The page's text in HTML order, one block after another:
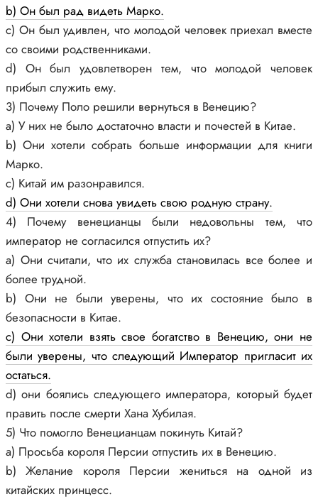
b) Он был рад видеть Марко.
c) Он был удивлен, что молодой человек приехал вместе
со своими родственниками.
d) Он был удовлетворен тем, что молодой человек
прибыл служить ему.
3) Почему Поло решили вернуться в Венецию?
a) У них не было достаточно власти и почестей в Китае.
b) Они хотели собрать больше информации для книги
Марко.
c) Китай им разонравился.
d) Они хотели снова увидеть свою родную страну.
4) Почему венецианцы были недовольны тем, что
император не согласился отпустить их?
а) Они считали, что их служба становилась все более и
более трудной.
b) Они не были уверены, что их состояние было в
безопасности в Китае.
c) Они хотели взять свое богатство в Венецию, они не
были уверены, что следующий Император пригласит их
остаться.
d) они боялись следующего императора, который будет
править после смерти Хана Хубилая.
5) Что помогло Венецианцам покинуть Китай?
а) Просьба короля Персии отпустить их в Венецию.
b) Желание короля Персии жениться на одной из
китайских принцесс.